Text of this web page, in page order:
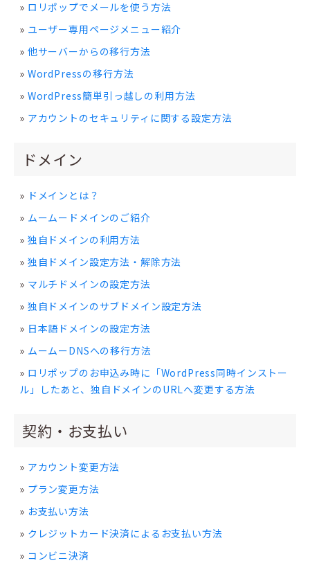
ロリポップでメールを使う方法
ユーザー専用ページメニュー紹介
他サーバーからの移行方法
WordPressの移行方法
WordPress簡単引っ越しの利用方法
アカウントのセキュリティに関する設定方法
ドメイン
ドメインとは？
ムームードメインのご紹介
独自ドメインの利用方法
独自ドメイン設定方法・解除方法
マルチドメインの設定方法
独自ドメインのサブドメイン設定方法
日本語ドメインの設定方法
ムームーDNSへの移行方法
ロリポップのお申込み時に「WordPress同時インストー
ル」したあと、独自ドメインのURLへ変更する方法
契約・お支払い
アカウント変更方法
プラン変更方法
お支払い方法
クレジットカード決済によるお支払い方法
コンビニ決済